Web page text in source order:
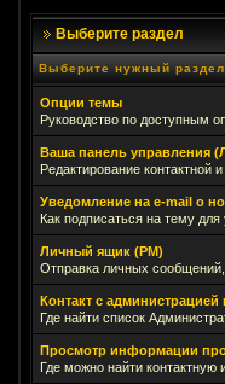
Выберите раздел
Выберите нужный раздел
Опции темы
Руководство по доступным
Ваша панель управления
Редактирование
Уведомление на e-mail о
Как подписаться на тему
Личный ящик (PM)
Отправка личных
Контакт с
Где найти список
Просмотр информации
Где можно найти контактную